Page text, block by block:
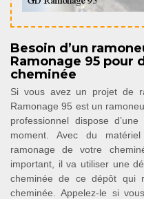
Besoin d’un
Ramonage 95 pour
cheminée
Si vous avez un projet de
Ramonage 95 est un
professionnel dispose
moment. Avec du
ramonage de votre
important, il va utiliser une
cheminée de ce dépôt qui
cheminée. Appelez-le si